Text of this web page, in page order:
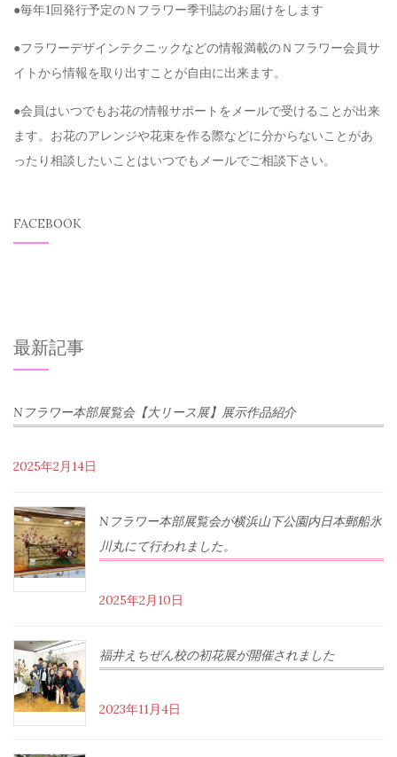
●毎年1回発行予定のＮフラワー季刊誌のお届けをします
●フラワーデザインテクニックなどの情報満載のＮフラワー会員サ
イトから情報を取り出すことが自由に出来ます。
●会員はいつでもお花の情報サポートをメールで受けることが出来
ます。お花のアレンジや花束を作る際などに分からないことがあ
ったり相談したいことはいつでもメールでご相談下さい。
FACEBOOK
最新記事
Nフラワー本部展覧会【大リース展】展示作品紹介
2025年2月14日
Nフラワー本部展覧会が横浜山下公園内日本郵船氷
川丸にて行われました。
2025年2月10日
福井えちぜん校の初花展が開催されました
2023年11月4日